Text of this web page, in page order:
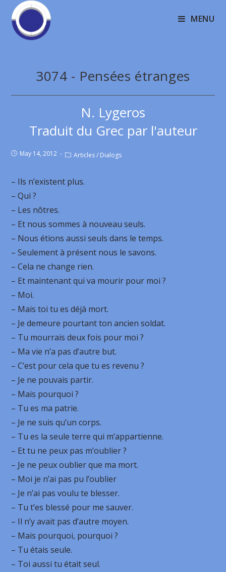
MENU
3074 - Pensées étranges
N. Lygeros
Traduit du Grec par l'auteur
May 14, 2012 Articles / Dialogs
– Ils n’existent plus.
– Qui ?
– Les nôtres.
– Et nous sommes à nouveau seuls.
– Nous étions aussi seuls dans le temps.
– Seulement à présent nous le savons.
– Cela ne change rien.
– Et maintenant qui va mourir pour moi ?
– Moi.
– Mais toi tu es déjà mort.
– Je demeure pourtant ton ancien soldat.
– Tu mourrais deux fois pour moi ?
– Ma vie n’a pas d’autre but.
– C’est pour cela que tu es revenu ?
– Je ne pouvais partir.
– Mais pourquoi ?
– Tu es ma patrie.
– Je ne suis qu’un corps.
– Tu es la seule terre qui m’appartienne.
– Et tu ne peux pas m’oublier ?
– Je ne peux oublier que ma mort.
– Moi je n’ai pas pu l’oublier
– Je n’ai pas voulu te blesser.
– Tu t’es blessé pour me sauver.
– Il n’y avait pas d’autre moyen.
– Mais pourquoi, pourquoi ?
– Tu étais seule.
– Toi aussi tu était seul.